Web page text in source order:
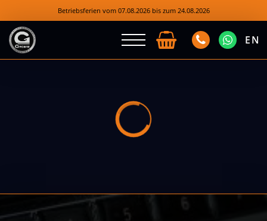
Betriebsferien vom 07.08.2026 bis zum 24.08.2026
EN